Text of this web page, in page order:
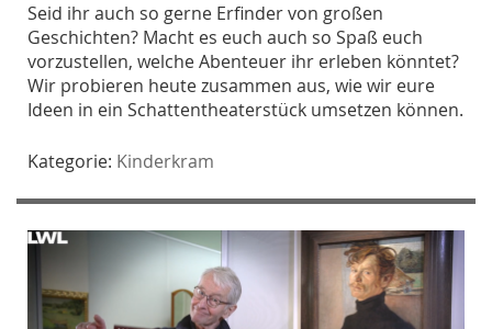
Seid ihr auch so gerne Erfinder von großen
Geschichten? Macht es euch auch so Spaß euch
vorzustellen, welche Abenteuer ihr erleben könntet?
Wir probieren heute zusammen aus, wie wir eure
Ideen in ein Schattentheaterstück umsetzen können.
Kategorie: Kinderkram